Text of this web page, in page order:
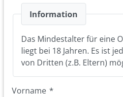
Information
Das Mindestalter für eine
liegt bei 18 Jahren. Es ist
von Dritten (z.B. Eltern)
Vorname *